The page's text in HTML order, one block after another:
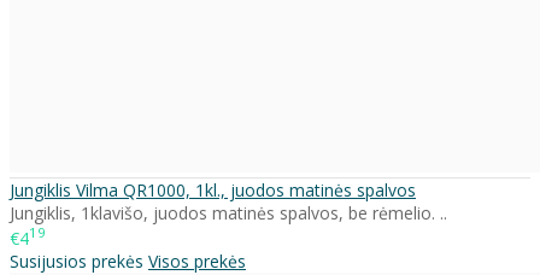
Jungiklis Vilma QR1000, 1kl., juodos matinės spalvos
Jungiklis, 1klavišo, juodos matinės spalvos, be rėmelio. ..
€419
Susijusios prekės Visos prekės